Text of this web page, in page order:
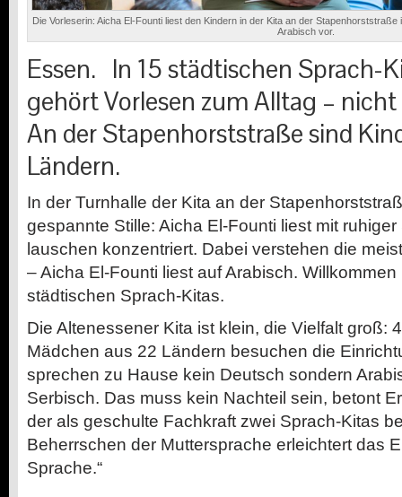
Die Vorleserin: Aicha El-Founti liest den Kindern in der Kita an der
Arabisch vor.
Essen. In 15 städtischen Sprach-
gehört Vorlesen zum Alltag –
An der Stapenhorststraße sind
Ländern.
In der Turnhalle der Kita an der
gespannte Stille: Aicha El-Founti liest mit
lauschen konzentriert. Dabei verstehen die
– Aicha El-Founti liest auf Arabisch.
städtischen Sprach-Kitas.
Die Altenessener Kita ist klein, die Vielfalt groß:
Mädchen aus 22 Ländern besuchen die
sprechen zu Hause kein Deutsch sondern
Serbisch. Das muss kein Nachteil sein, betont
der als geschulte Fachkraft zwei Sprach-Kitas
Beherrschen der Muttersprache erleichtert das
Sprache.“